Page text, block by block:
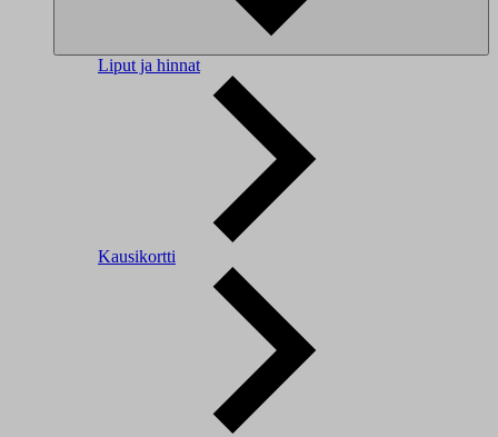
Liput ja hinnat
Kausikortti